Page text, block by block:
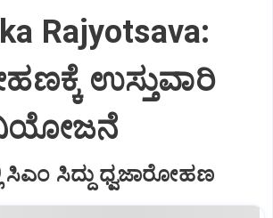
Rajyotsava:
ಉಸ್ತುವಾರಿ
ಸಿಎಂ ಸಿದ್ದು ಧ್ವಜಾರೋಹಣ